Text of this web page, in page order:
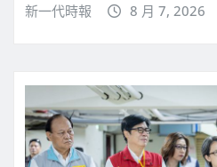
新一代時報 8 月 7, 2026